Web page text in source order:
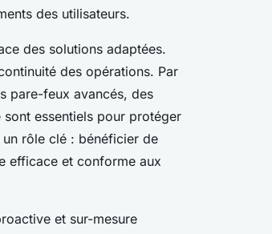
des utilisateurs.
des solutions adaptées.
des opérations. Par
pare-feux avancés, des
essentiels pour protéger
rôle clé : bénéficier de
efficace et conforme aux
et sur-mesure